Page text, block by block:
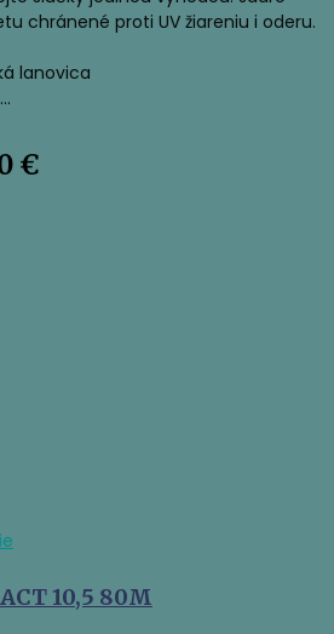
chránené proti UV žiareniu i oderu.
lanovica
€
10,5 80M